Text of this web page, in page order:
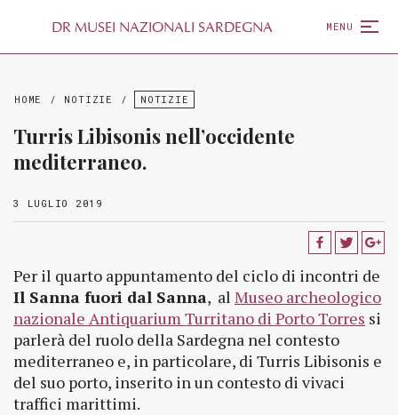
DR MUSEI NAZIONALI SARDEGNA MENU
HOME / NOTIZIE / NOTIZIE
Turris Libisonis nell’occidente
mediterraneo.
3 LUGLIO 2019
Per il quarto appuntamento del ciclo di incontri de
Il Sanna fuori dal Sanna, al Museo archeologico
nazionale Antiquarium Turritano di Porto Torres si
parlerà del ruolo della Sardegna nel contesto
mediterraneo e, in particolare, di Turris Libisonis e
del suo porto, inserito in un contesto di vivaci
traffici marittimi.